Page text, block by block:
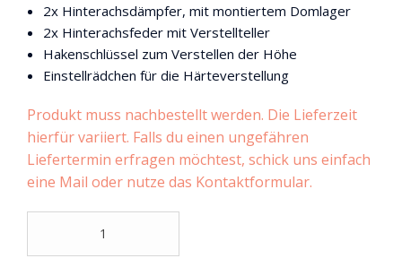
2x Hinterachsdämpfer, mit montiertem Domlager
2x Hinterachsfeder mit Verstellteller
Hakenschlüssel zum Verstellen der Höhe
Einstellrädchen für die Härteverstellung
Produkt muss nachbestellt werden. Die Lieferzeit
hierfür variiert. Falls du einen ungefähren
Liefertermin erfragen möchtest, schick uns einfach
eine Mail oder nutze das Kontaktformular.
Gewindefahrwerk